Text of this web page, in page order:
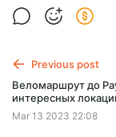
Самое
Previous post
Веломаршрут до
интересных
маршруте
Mar 13 2023 22:08